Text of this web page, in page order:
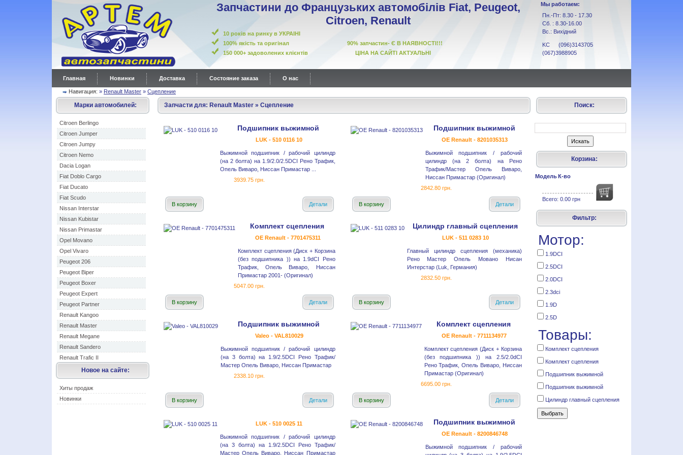
Запчастини до Французьких автомобілів Fiat, Peugeot,
Citroen, Renault
10 років на ринку в УКРАІНІ
100% якість та оригінал 90% запчастин- Є В НАЯВНОСТІ!!!
150 000+ задоволених клієнтів ЦІНА НА САЙТІ АКТУАЛЬНІ
Мы работаем:
Пн.-Пт: 8.30 - 17.30
Сб. : 8.30-16.00
Вс.: Вихідний
KC (096)3143705
(067)3988905
Главная Новинки Доставка Состояние заказа О нас
Навигация: » Renault Master » Сцепление
Марки автомобилей:
Citroen Berlingo
Citroen Jumper
Citroen Jumpy
Citroen Nemo
Dacia Logan
Fiat Doblo Cargo
Fiat Ducato
Fiat Scudo
Nissan Interstar
Nissan Kubistar
Nissan Primastar
Opel Movano
Opel Vivaro
Peugeot 206
Peugeot Biper
Peugeot Boxer
Peugeot Expert
Peugeot Partner
Renault Kangoo
Renault Master
Renault Megane
Renault Sandero
Renault Trafic II
Новое на сайте:
Хиты продаж
Новинки
Запчасти для: Renault Master » Сцепление
Подшипник выжимной
LUK - 510 0116 10
Выжимной подшипник / рабочий цилиндр
(на 2 болта) на 1.9/2.0/2.5DCI Рено Трафик,
Опель Виваро, Ниссан Примастар ...
3939.75 грн.
В корзину Детали
Подшипник выжимной
OE Renault - 8201035313
Выжимной подшипник / рабочий
цилиндр (на 2 болта) на Рено
Трафик/Мастер Опель Виваро,
Ниссан Примастар (Оригинал)
2842.80 грн.
В корзину Детали
Комплект сцепления
OE Renault - 7701475311
Комплект сцепления (Диск + Корзина
(без подшипника )) на 1.9dCI Рено
Трафик, Опель Виваро, Ниссан
Примастар 2001- (Оригинал)
5047.00 грн.
В корзину Детали
Цилиндр главный сцепления
LUK - 511 0283 10
Главный цилиндр сцепления (механика)
Рено Мастер Опель Мовано Нисан
Интерстар (Luk, Германия)
2832.50 грн.
В корзину Детали
Подшипник выжимной
Valeo - VAL810029
Выжимной подшипник / рабочий цилиндр
(на 3 болта) на 1.9/2.5DCI Рено Трафик/
Мастер Опель Виваро, Ниссан Примастар
2338.10 грн.
В корзину Детали
Комплект сцепления
OE Renault - 7711134977
Комплект сцепления (Диск + Корзина
(без подшипника )) на 2.5/2.0dCI
Рено Трафик, Опель Виваро, Ниссан
Примастар (Оригинал)
6695.00 грн.
В корзину Детали
LUK - 510 0025 11
Выжимной подшипник / рабочий цилиндр
(на 3 болта) на 1.9/2.5DCI Рено Трафик/
Мастер Опель Виваро, Ниссан Примастар
Подшипник выжимной
OE Renault - 8200846748
Выжимной подшипник / рабочий
Поиск:
Корзина:
МодельК-во
Всего: 0.00 грн
Фильтр:
Мотор:
1.9DCI
2.5DCI
2.0DCI
2.3dci
1.9D
2.5D
Товары:
Комплект сцепления
Комплект сцепления
Подшипник выжимной
Подшипник выжимной
Цилиндр главный сцепления